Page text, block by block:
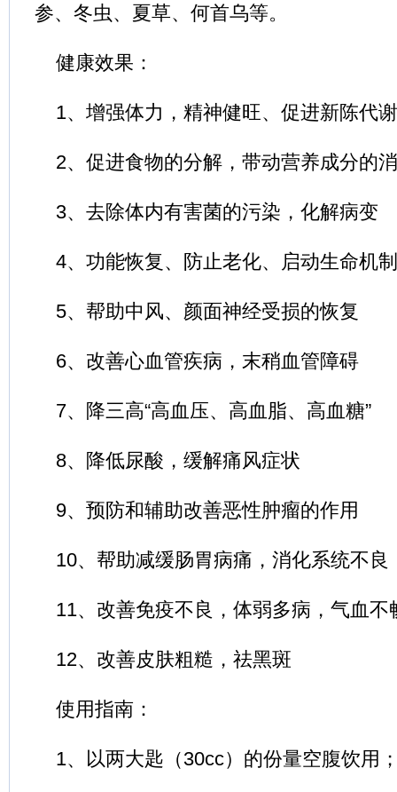
参、冬虫、夏草、何首乌等。
健康效果：
1、增强体力，精神健旺、促进新陈代
2、促进食物的分解，带动营养成分的
3、去除体内有害菌的污染，化解病变
4、功能恢复、防止老化、启动生命机
5、帮助中风、颜面神经受损的恢复
6、改善心血管疾病，末稍血管障碍
7、降三高“高血压、高血脂、高血糖”
8、降低尿酸，缓解痛风症状
9、预防和辅助改善恶性肿瘤的作用
10、帮助减缓肠胃病痛，消化系统不良
11、改善免疫不良，体弱多病，气血不
12、改善皮肤粗糙，祛黑斑
使用指南：
1、以两大匙（30cc）的份量空腹饮用